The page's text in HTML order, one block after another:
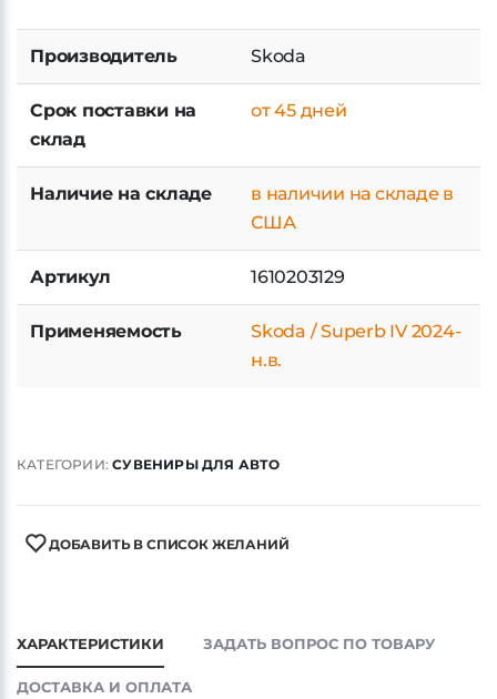
Производитель Skoda
Срок поставки на
склад
от 45 дней
Наличие на складе
в наличии на складе в
США
Артикул 1610203129
Применяемость
Skoda / Superb IV 2024-
н.в.
КАТЕГОРИИ:СУВЕНИРЫ ДЛЯ АВТО
ДОБАВИТЬ В СПИСОК ЖЕЛАНИЙ
ХАРАКТЕРИСТИКИ ЗАДАТЬ ВОПРОС ПО ТОВАРУ
ДОСТАВКА И ОПЛАТА